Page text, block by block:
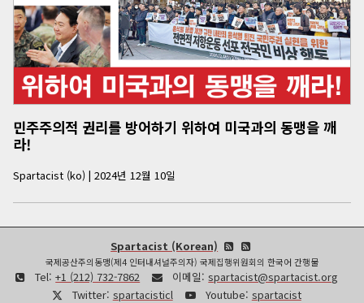
민주주의적 권리를 방어하기 위하여 미국과의 동맹을 깨
라!
Spartacist (ko) | 2024년 12월 10일
Spartacist (Korean)
국제공산주의동맹(제4 인터내셔널주의자) 국제집행위원회의 한국어 간행물
Tel: +1 (212) 732-7862 이메일: spartacist@spartacist.org
Twitter: spartacisticl Youtube: spartacist